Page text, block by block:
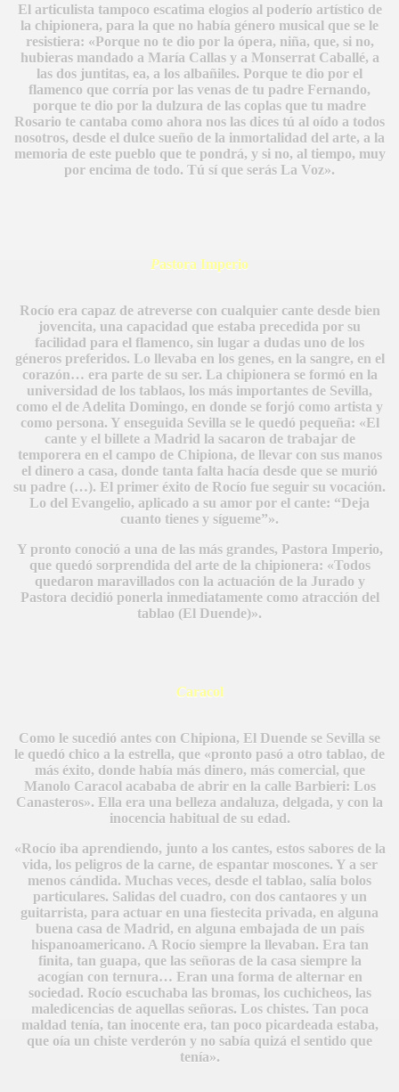
El articulista tampoco escatima elogios al poderío artístico de
la chipionera, para la que no había género musical que se le
resistiera: «Porque no te dio por la ópera, niña, que, si no,
hubieras mandado a María Callas y a Monserrat Caballé, a
las dos juntitas, ea, a los albañiles. Porque te dio por el
flamenco que corría por las venas de tu padre Fernando,
porque te dio por la dulzura de las coplas que tu madre
Rosario te cantaba como ahora nos las dices tú al oído a todos
nosotros, desde el dulce sueño de la inmortalidad del arte, a la
memoria de este pueblo que te pondrá, y si no, al tiempo, muy
por encima de todo. Tú sí que serás La Voz».
Pastora Imperio
Rocío era capaz de atreverse con cualquier cante desde bien
jovencita, una capacidad que estaba precedida por su
facilidad para el flamenco, sin lugar a dudas uno de los
géneros preferidos. Lo llevaba en los genes, en la sangre, en el
corazón… era parte de su ser. La chipionera se formó en la
universidad de los tablaos, los más importantes de Sevilla,
como el de Adelita Domingo, en donde se forjó como artista y
como persona. Y enseguida Sevilla se le quedó pequeña: «El
cante y el billete a Madrid la sacaron de trabajar de
temporera en el campo de Chipiona, de llevar con sus manos
el dinero a casa, donde tanta falta hacía desde que se murió
su padre (…). El primer éxito de Rocío fue seguir su vocación.
Lo del Evangelio, aplicado a su amor por el cante: “Deja
cuanto tienes y sígueme”».
Y pronto conoció a una de las más grandes, Pastora Imperio,
que quedó sorprendida del arte de la chipionera: «Todos
quedaron maravillados con la actuación de la Jurado y
Pastora decidió ponerla inmediatamente como atracción del
tablao (El Duende)».
Caracol
Como le sucedió antes con Chipiona, El Duende se Sevilla se
le quedó chico a la estrella, que «pronto pasó a otro tablao, de
más éxito, donde había más dinero, más comercial, que
Manolo Caracol acababa de abrir en la calle Barbieri: Los
Canasteros». Ella era una belleza andaluza, delgada, y con la
inocencia habitual de su edad.
«Rocío iba aprendiendo, junto a los cantes, estos sabores de la
vida, los peligros de la carne, de espantar moscones. Y a ser
menos cándida. Muchas veces, desde el tablao, salía bolos
particulares. Salidas del cuadro, con dos cantaores y un
guitarrista, para actuar en una fiestecita privada, en alguna
buena casa de Madrid, en alguna embajada de un país
hispanoamericano. A Rocío siempre la llevaban. Era tan
finita, tan guapa, que las señoras de la casa siempre la
acogían con ternura… Eran una forma de alternar en
sociedad. Rocío escuchaba las bromas, los cuchicheos, las
maledicencias de aquellas señoras. Los chistes. Tan poca
maldad tenía, tan inocente era, tan poco picardeada estaba,
que oía un chiste verderón y no sabía quizá el sentido que
tenía».